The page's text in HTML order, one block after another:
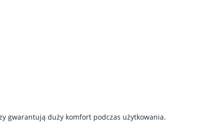
gwarantują duży komfort podczas użytkowania.